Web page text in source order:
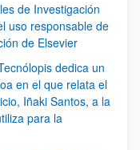
de Investigación
uso responsable de
de Elsevier
dedica un
en el que relata el
Iñaki Santos, a la
para la